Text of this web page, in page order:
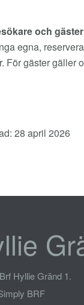
och
egna,
För gäster gäller
28 april 2026
Hyllie Gränd 1.
BRF